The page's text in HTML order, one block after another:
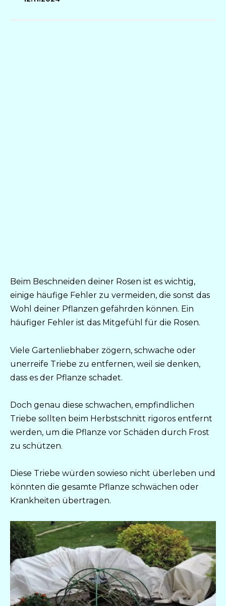
Beim Beschneiden deiner Rosen ist es wichtig,
einige häufige Fehler zu vermeiden, die sonst das
Wohl deiner Pflanzen gefährden können. Ein
häufiger Fehler ist das Mitgefühl für die Rosen.
Viele Gartenliebhaber zögern, schwache oder
unerreife Triebe zu entfernen, weil sie denken,
dass es der Pflanze schadet.
Doch genau diese schwachen, empfindlichen
Triebe sollten beim Herbstschnitt rigoros entfernt
werden, um die Pflanze vor Schäden durch Frost
zu schützen.
Diese Triebe würden sowieso nicht überleben und
könnten die gesamte Pflanze schwächen oder
Krankheiten übertragen.